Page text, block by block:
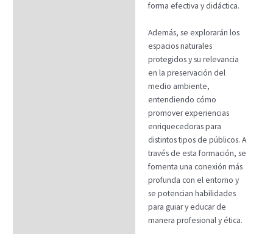
forma efectiva y didáctica.
Además, se explorarán los
espacios naturales
protegidos y su relevancia
en la preservación del
medio ambiente,
entendiendo cómo
promover experiencias
enriquecedoras para
distintos tipos de públicos. A
través de esta formación, se
fomenta una conexión más
profunda con el entorno y
se potencian habilidades
para guiar y educar de
manera profesional y ética.